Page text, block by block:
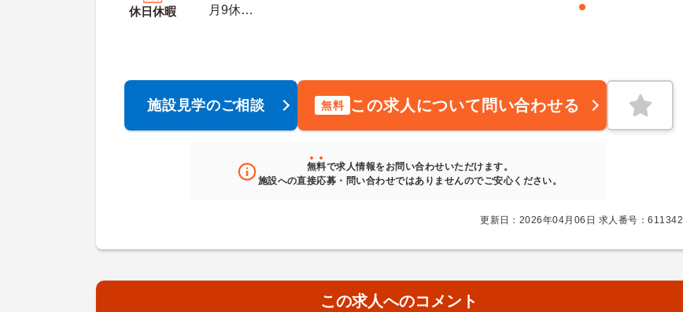
休日休暇
月9休
施設見学のご相談 無料 この求人について問い合わせる
無料で求人情報をお問い合わせいただけます。
施設への直接応募・問い合わせではありませんのでご安心ください。
更新日：2026年04月06日 求人番号：611342
この求人へのコメント